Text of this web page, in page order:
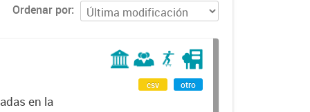
Ordenar por
en la
csv otro